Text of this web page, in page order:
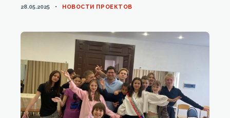
28.05.2025 CATEGORIES
НОВОСТИ ПРОЕКТОВ